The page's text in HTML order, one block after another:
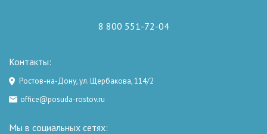
8 800 551-72-04
Контакты:
Ростов-на-Дону, ул. Щербакова, 114/2
office@posuda-rostov.ru
Мы в социальных сетях: